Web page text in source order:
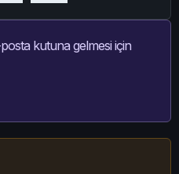
kutuna gelmesi için